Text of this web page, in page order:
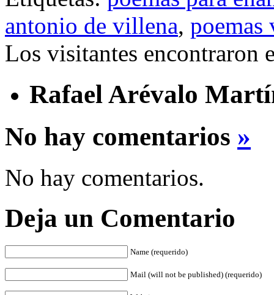
antonio de villena, poemas
Los visitantes encontraron
Rafael Arévalo
No hay comentarios »
No hay comentarios.
Deja un Comentario
Name (requerido)
Mail (will not be published) (requerido)